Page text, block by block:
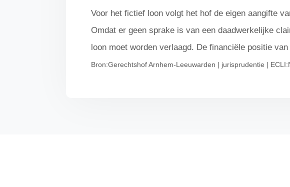
Voor het fictief loon volgt het hof de eigen aangifte
Omdat er geen sprake is van een daadwerkelijke
loon moet worden verlaagd. De financiële positie
Bron:Gerechtshof Arnhem-Leeuwarden | jurisprudentie |